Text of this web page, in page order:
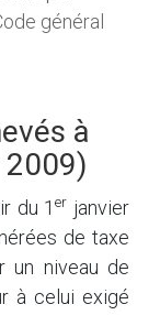
général
à
2009)
du 1er janvier
de taxe
un niveau de
à celui exigé